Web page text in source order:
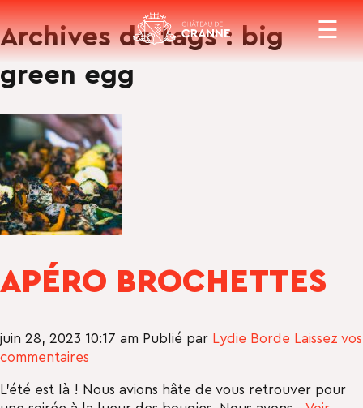
☰
×
GAMME STERENN
GAMME SICHUAN SPERED
ZESTE & SPICY
NOS ACTIVITÉS
CHEMIN
CONTACT
Archives de tags : big
green egg
APÉRO BROCHETTES
juin 28, 2023 10:17 am Publié par Lydie Borde Laissez vos
commentaires
L’été est là ! Nous avions hâte de vous retrouver pour